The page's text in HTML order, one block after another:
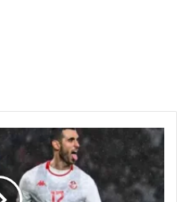
بالتفاصيل:
تردد
القنوات
الناقلة